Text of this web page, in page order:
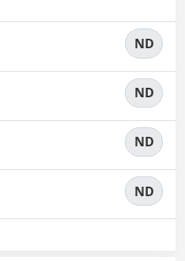
ND
ND
ND
ND